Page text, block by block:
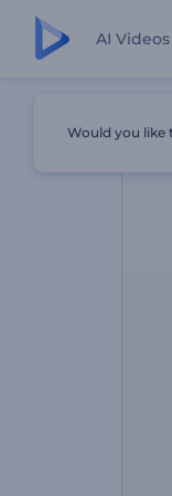
AI Videos
Would you like